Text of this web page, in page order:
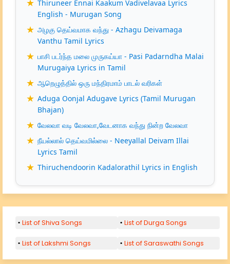
Thiruneer Ennai Kaakum Vadivelavaa Lyrics
English - Murugan Song
அழகு தெய்வமாக வந்து - Azhagu Deivamaga
Vanthu Tamil Lyrics
பாசி படர்ந்த மலை முருகய்யா - Pasi Padarndha Malai
Murugaiya Lyrics in Tamil
ஆறெழுத்தில் ஒரு மந்திரமாம் பாடல் வரிகள்
Aduga Oonjal Adugave Lyrics (Tamil Murugan
Bhajan)
வேலவா வடி வேலவா,வேடனாக வந்து நின்ற வேலவா
நீயல்லால் தெய்வமில்லை - Neeyallal Deivam Illai
Lyrics Tamil
Thiruchendoorin Kadalorathil Lyrics in English
List of Shiva Songs List of Durga Songs
List of Lakshmi Songs List of Saraswathi Songs